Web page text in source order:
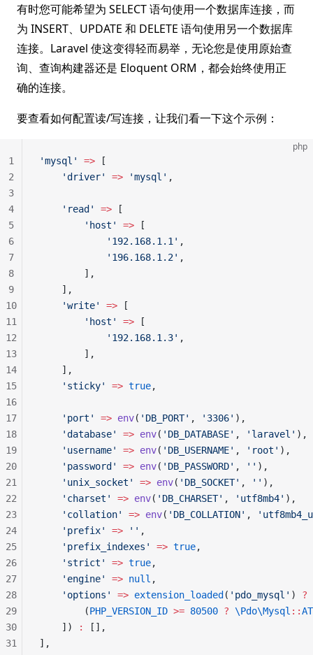
有时您可能希望为 SELECT 语句使用一个数据库连接，而
为 INSERT、UPDATE 和 DELETE 语句使用另一个数据库
连接。Laravel 使这变得轻而易举，无论您是使用原始查
询、查询构建器还是 Eloquent ORM，都会始终使用正
确的连接。
要查看如何配置读/写连接，让我们看一下这个示例：
php
'mysql' => [
    'driver'
=> 'mysql' ,
    'read'
=> [
        'host'
=> [
            '192.168.1.1'
,
            '196.168.1.2'
,
        ],
    ],
    'write'
=> [
        'host'
=> [
            '192.168.1.3'
,
        ],
    ],
    'sticky'
=> true,
    'port'
=> env( 'DB_PORT' , '3306' ),
    'database'
=> env( 'DB_DATABASE' , 'laravel' ),
    'username'
=> env( 'DB_USERNAME' , 'root' ),
    'password'
=> env( 'DB_PASSWORD' , '' ),
    'unix_socket'
=> env( 'DB_SOCKET' , '' ),
    'charset'
=> env( 'DB_CHARSET' , 'utf8mb4' ),
    'collation'
=> env( 'DB_COLLATION' ,
    'prefix'
=> '' ,
    'prefix_indexes'
=> true,
    'strict'
=> true,
    'engine'
=> null ,
    'options'
=> extension_loaded ( 'pdo_mysql' ) ?
        (
PHP_VERSION_ID >= 80500 ? \Pdo\Mysql ::
    ])
:
[],
],
1
2
3
4
5
6
7
8
9
10
11
12
13
14
15
16
17
18
19
20
21
22
23
24
25
26
27
28
29
30
31